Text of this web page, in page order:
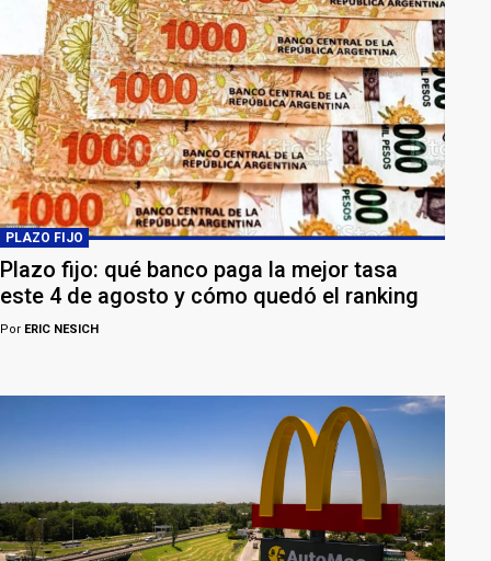
PLAZO FIJO
Plazo fijo: qué banco paga la mejor tasa
este 4 de agosto y cómo quedó el ranking
Por ERIC NESICH